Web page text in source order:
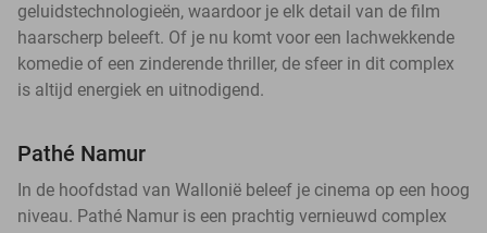
geluidstechnologieën, waardoor je elk detail van de film
haarscherp beleeft. Of je nu komt voor een lachwekkende
komedie of een zinderende thriller, de sfeer in dit complex
is altijd energiek en uitnodigend.
Pathé Namur
In de hoofdstad van Wallonië beleef je cinema op een hoog
niveau. Pathé Namur is een prachtig vernieuwd complex